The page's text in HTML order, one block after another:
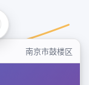
南京市鼓楼区